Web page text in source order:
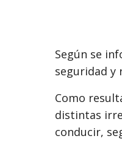
Según se
seguridad y
Como
distintas
conducir,